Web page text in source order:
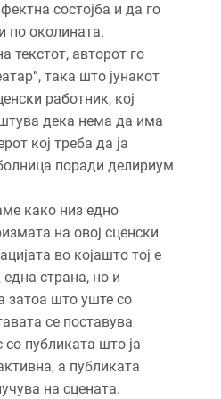
состојба и да го
по околината.
текстот, авторот го
така што јунакот
работник, кој
дека нема да има
кој треба да ја
поради делириум
како низ едно
на овој сценски
во којашто тој е
страна, но и
затоа што уште со
се поставува
публиката што ја
а публиката
на сцената.